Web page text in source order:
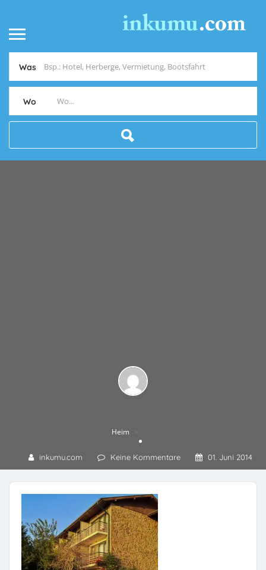
Was
Wo
Heim
inkumu.com Keine Kommentare 01. Juni 2014